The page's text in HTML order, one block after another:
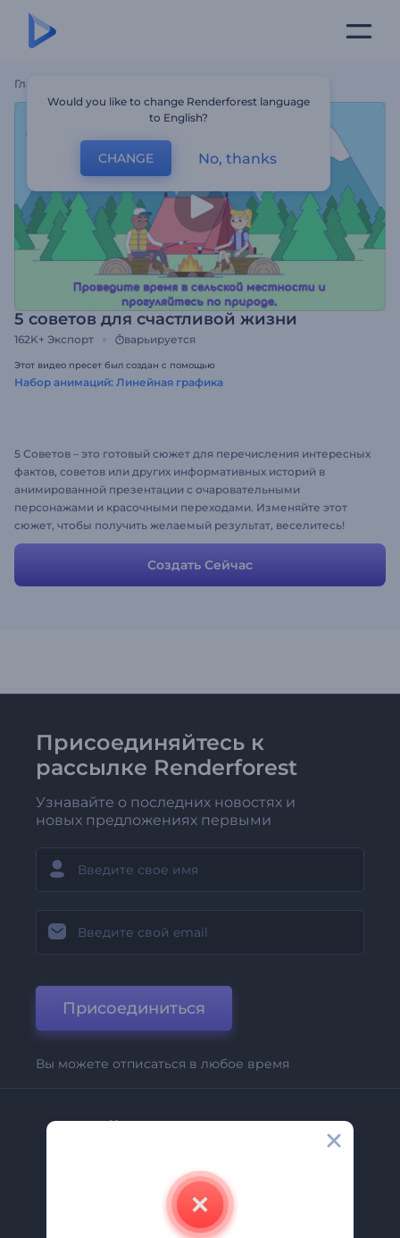
Главная
5 советов для счастливой жизни
162K+ Экспорт варьируется
Этот видео пресет был создан с помощью
Набор анимаций: Линейная графика
5 Советов – это готовый cюжет для перечисления интересных
фактов, советов или других информативных историй в
анимированной презентации с очаровательными
персонажами и красочными переходами. Изменяйте этот
cюжет, чтобы получить желаемый результат, веселитесь!
Создать Сейчас
Присоединяйтесь к
рассылке Renderforest
Узнавайте о последних новостях и
новых предложениях первыми
Присоединиться
Вы можете отписаться в любое время
Компания
Свяжитесь С Нами
Would you like to change Renderforest language
to English?
CHANGE No, thanks